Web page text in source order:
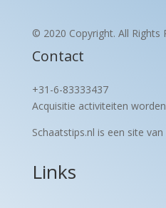
© 2020 Copyright. All Rights
Contact
+31-6-83333437
Acquisitie activiteiten worden
Schaatstips.nl is een site van
Links